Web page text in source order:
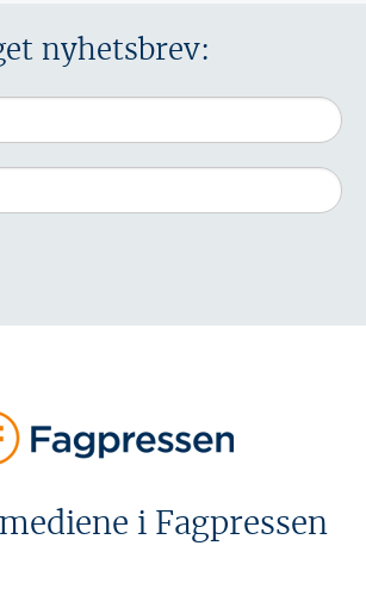
nyhetsbrev:
i Fagpressen